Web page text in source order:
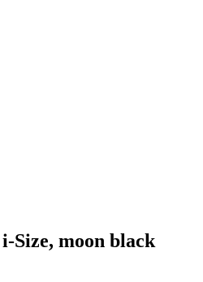
Size, moon black